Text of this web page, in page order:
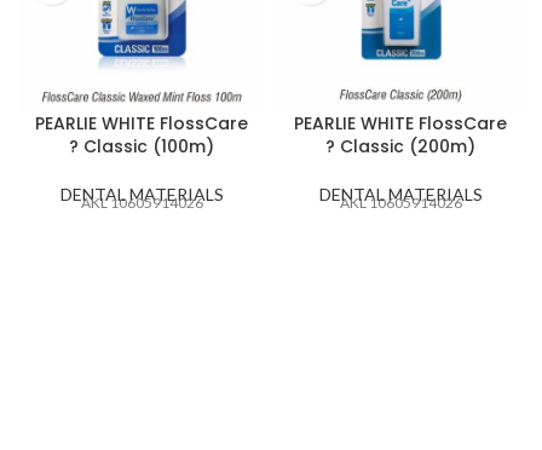
PEARLIE WHITE FlossCare
? Classic (100m)
DENTAL MATERIALS
AKL 10605914026
PEARLIE WHITE FlossCare
? Classic (200m)
DENTAL MATERIALS
AKL 10605914026